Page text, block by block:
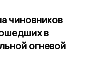
чиновников
в
огневой